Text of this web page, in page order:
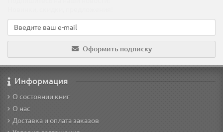
Оформить подписку
Информация
О состоянии книг
О нас
Доставка и оплата заказов